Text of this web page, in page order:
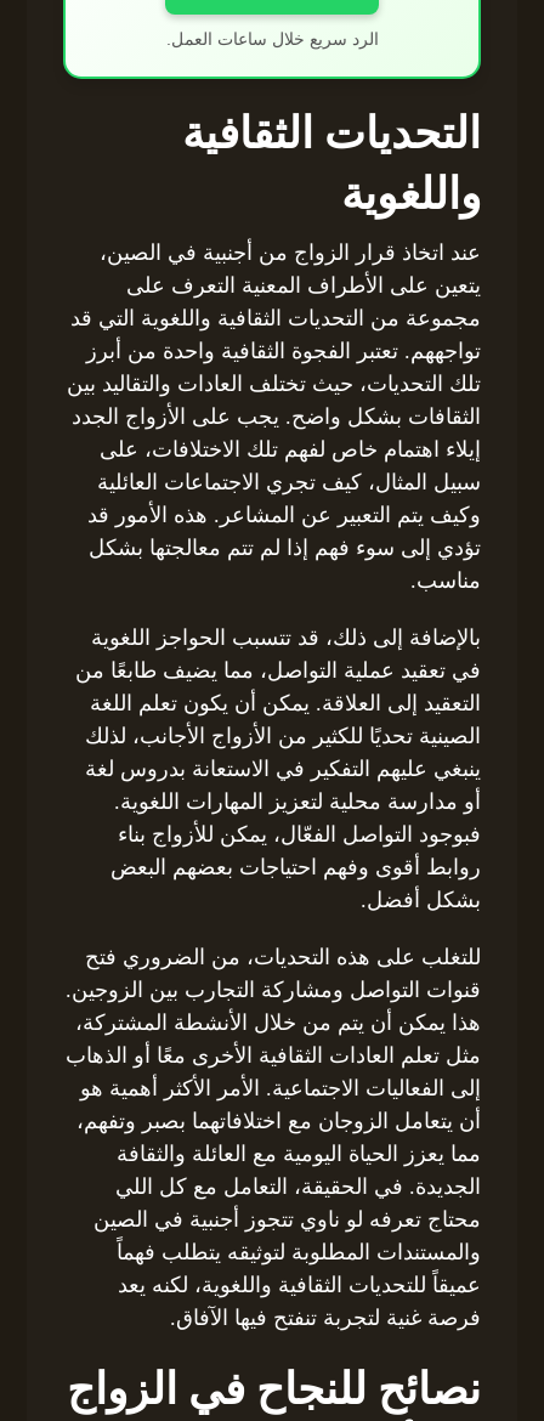
الرد سريع خلال ساعات العمل.
التحديات الثقافية
واللغوية
عند اتخاذ قرار الزواج من أجنبية في الصين،
يتعين على الأطراف المعنية التعرف على
مجموعة من التحديات الثقافية واللغوية التي قد
تواجههم. تعتبر الفجوة الثقافية واحدة من أبرز
تلك التحديات، حيث تختلف العادات والتقاليد بين
الثقافات بشكل واضح. يجب على الأزواج الجدد
إيلاء اهتمام خاص لفهم تلك الاختلافات، على
سبيل المثال، كيف تجري الاجتماعات العائلية
وكيف يتم التعبير عن المشاعر. هذه الأمور قد
تؤدي إلى سوء فهم إذا لم تتم معالجتها بشكل
مناسب.
بالإضافة إلى ذلك، قد تتسبب الحواجز اللغوية
في تعقيد عملية التواصل، مما يضيف طابعًا من
التعقيد إلى العلاقة. يمكن أن يكون تعلم اللغة
الصينية تحديًا للكثير من الأزواج الأجانب، لذلك
ينبغي عليهم التفكير في الاستعانة بدروس لغة
أو مدارسة محلية لتعزيز المهارات اللغوية.
فبوجود التواصل الفعّال، يمكن للأزواج بناء
روابط أقوى وفهم احتياجات بعضهم البعض
بشكل أفضل.
للتغلب على هذه التحديات، من الضروري فتح
قنوات التواصل ومشاركة التجارب بين الزوجين.
هذا يمكن أن يتم من خلال الأنشطة المشتركة،
مثل تعلم العادات الثقافية الأخرى معًا أو الذهاب
إلى الفعاليات الاجتماعية. الأمر الأكثر أهمية هو
أن يتعامل الزوجان مع اختلافاتهما بصبر وتفهم،
مما يعزز الحياة اليومية مع العائلة والثقافة
الجديدة. في الحقيقة، التعامل مع كل اللي
محتاج تعرفه لو ناوي تتجوز أجنبية في الصين
والمستندات المطلوبة لتوثيقه يتطلب فهماً
عميقاً للتحديات الثقافية واللغوية، لكنه يعد
فرصة غنية لتجربة تنفتح فيها الآفاق.
نصائح للنجاح في الزواج